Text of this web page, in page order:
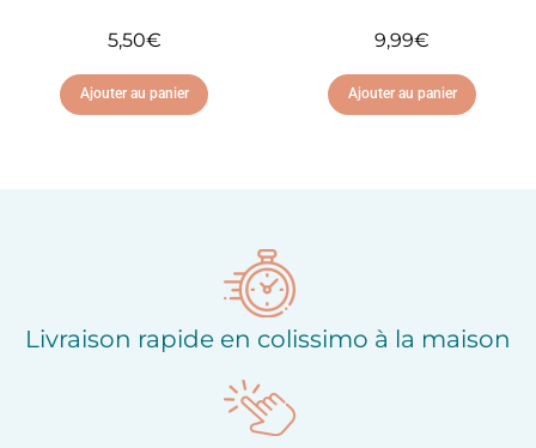
5,50€
Ajouter au panier
9,99€
Ajouter au panier
Livraison rapide en colissimo à la maison